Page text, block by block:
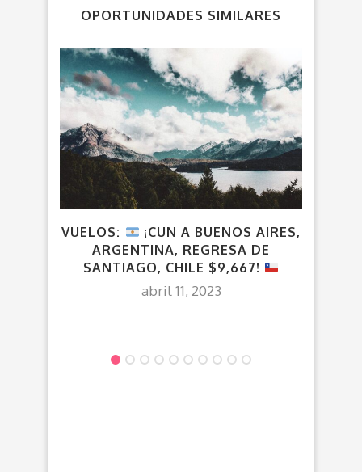
OPORTUNIDADES SIMILARES
VUELOS:
¡CUN A BUENOS AIRES,
ARGENTINA, REGRESA DE
SANTIAGO, CHILE $9,667!
abril 11, 2023